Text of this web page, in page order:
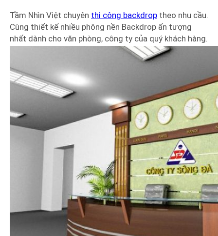
Tầm Nhìn Việt chuyên thi công backdrop theo nhu cầu.
Cùng thiết kế nhiều phông nền Backdrop ấn tượng
nhất dành cho văn phòng, công ty của quý khách hàng.